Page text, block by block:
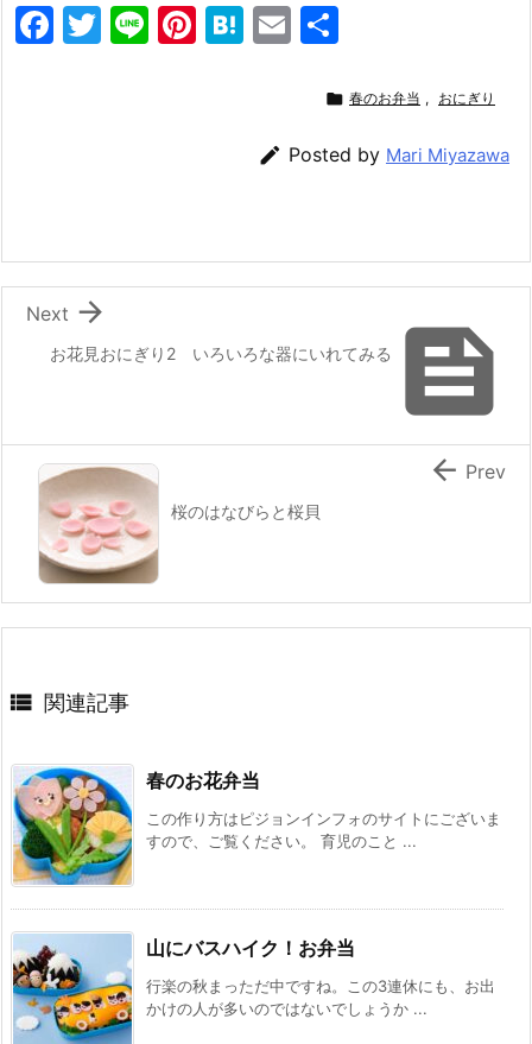
F
o
k
T
Li Pi H
a
E
l
 春のお弁当 , おにぎり
 Posted by Mari Miyazawa

お花見おにぎり2 いろいろな器にいれてみる

Next
桜のはなびらと桜貝
 Prev
 関連記事
春のお花弁当
この作り方はピジョンインフォのサイトにございま
すので、ご覧ください。 育児のこと ...
山にバスハイク！お弁当
行楽の秋まっただ中ですね。この3連休にも、お出
かけの人が多いのではないでしょうか ...